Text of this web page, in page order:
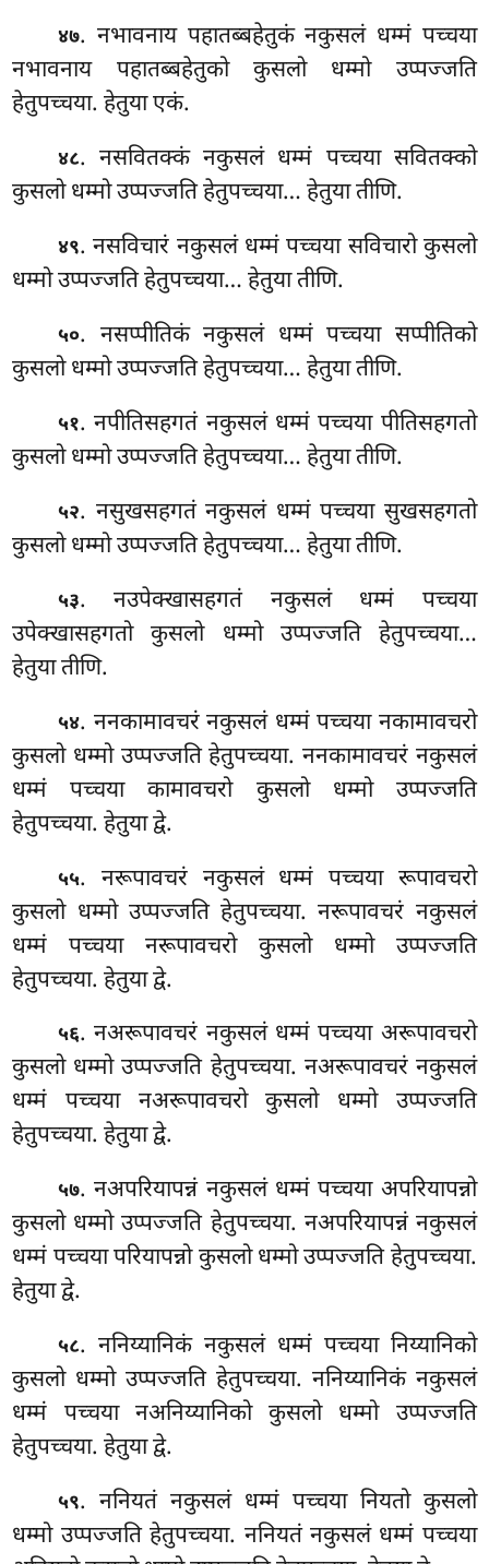
४७. नभावनाय पहातब्बहेतुकं नकुसलं धम्मं पच्चया
नभावनाय पहातब्बहेतुको कुसलो धम्मो उप्पज्जति
हेतुपच्चया. हेतुया एकं.
४८. नसवितक्कं नकुसलं धम्मं पच्चया सवितक्को
कुसलो धम्मो उप्पज्जति हेतुपच्चया… हेतुया तीणि.
४९. नसविचारं नकुसलं धम्मं पच्चया सविचारो कुसलो
धम्मो उप्पज्जति हेतुपच्चया… हेतुया तीणि.
५०. नसप्पीतिकं नकुसलं धम्मं पच्चया सप्पीतिको
कुसलो धम्मो उप्पज्जति हेतुपच्चया… हेतुया तीणि.
५१. नपीतिसहगतं नकुसलं धम्मं पच्चया पीतिसहगतो
कुसलो धम्मो उप्पज्जति हेतुपच्चया… हेतुया तीणि.
५२. नसुखसहगतं नकुसलं धम्मं पच्चया सुखसहगतो
कुसलो धम्मो उप्पज्जति हेतुपच्चया… हेतुया तीणि.
५३. नउपेक्खासहगतं नकुसलं धम्मं पच्चया
उपेक्खासहगतो कुसलो धम्मो उप्पज्जति हेतुपच्चया…
हेतुयातीणि.
५४. ननकामावचरं नकुसलं धम्मं पच्चया नकामावचरो
कुसलो धम्मो उप्पज्जति हेतुपच्चया. ननकामावचरं नकुसलं
धम्मं पच्चया कामावचरो कुसलो धम्मो उप्पज्जति
हेतुपच्चया. हेतुया द्वे.
५५. नरूपावचरं नकुसलं धम्मं पच्चया रूपावचरो
कुसलो धम्मो उप्पज्जति हेतुपच्चया. नरूपावचरं नकुसलं
धम्मं पच्चया नरूपावचरो कुसलो धम्मो उप्पज्जति
हेतुपच्चया. हेतुया द्वे.
५६. नअरूपावचरं नकुसलं धम्मं पच्चया अरूपावचरो
कुसलो धम्मो उप्पज्जति हेतुपच्चया. नअरूपावचरं नकुसलं
धम्मं पच्चया नअरूपावचरो कुसलो धम्मो उप्पज्जति
हेतुपच्चया. हेतुया द्वे.
५७. नअपरियापन्नं नकुसलं धम्मं पच्चया अपरियापन्नो
कुसलो धम्मो उप्पज्जति हेतुपच्चया. नअपरियापन्नं नकुसलं
धम्मं पच्चया परियापन्नो कुसलो धम्मो उप्पज्जति हेतुपच्चया.
हेतुया द्वे.
५८. ननिय्यानिकं नकुसलं धम्मं पच्चया निय्यानिको
कुसलो धम्मो उप्पज्जति हेतुपच्चया. ननिय्यानिकं नकुसलं
धम्मं पच्चया नअनिय्यानिको कुसलो धम्मो उप्पज्जति
हेतुपच्चया. हेतुया द्वे.
५९. ननियतं नकुसलं धम्मं पच्चया नियतो कुसलो
धम्मो उप्पज्जति हेतुपच्चया. ननियतं नकुसलं धम्मं पच्चया